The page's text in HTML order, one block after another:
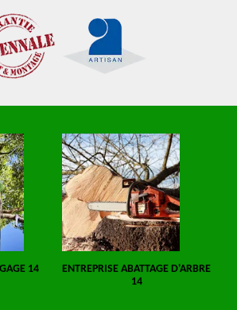
14
ENTREPRISE ABATTAGE D'ARBRE
14